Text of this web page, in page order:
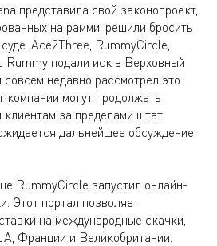
представила свой законопроект,
на рамми, решили бросить
Ace2Three, RummyCircle,
подали иск в Верховный
недавно рассмотрел это
могут продолжать
клиентам за пределами штат
дальнейшее обсуждение
RummyCircle запустил онлайн-
Этот портал позволяет
на международные скачки,
Франции и Великобритании.